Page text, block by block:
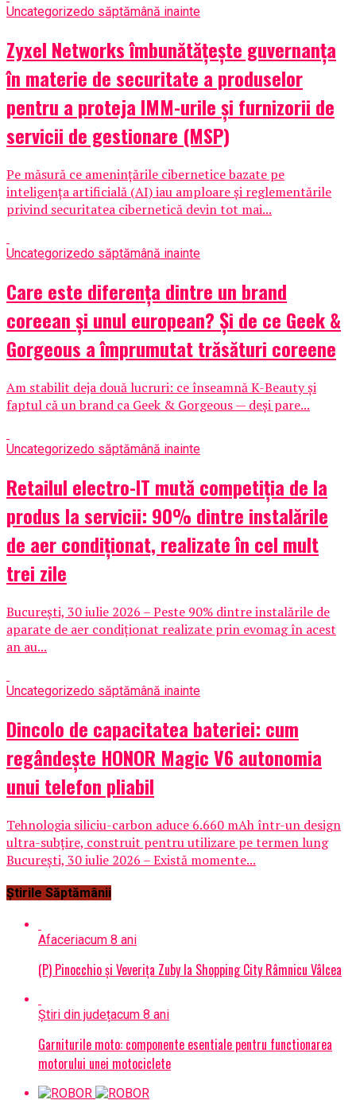
Uncategorizedo săptămână inainte
Zyxel Networks îmbunătățește guvernanța
în materie de securitate a produselor
pentru a proteja IMM-urile și furnizorii de
servicii de gestionare (MSP)
Pe măsură ce amenințările cibernetice bazate pe
inteligența artificială (AI) iau amploare și reglementările
privind securitatea cibernetică devin tot mai...
Uncategorizedo săptămână inainte
Care este diferența dintre un brand
coreean și unul european? Și de ce Geek &
Gorgeous a împrumutat trăsături coreene
Am stabilit deja două lucruri: ce înseamnă K-Beauty și
faptul că un brand ca Geek & Gorgeous — deși pare...
Uncategorizedo săptămână inainte
Retailul electro-IT mută competiția de la
produs la servicii: 90% dintre instalările
de aer condiționat, realizate în cel mult
trei zile
București, 30 iulie 2026 – Peste 90% dintre instalările de
aparate de aer condiționat realizate prin evomag în acest
an au...
Uncategorizedo săptămână inainte
Dincolo de capacitatea bateriei: cum
regândește HONOR Magic V6 autonomia
unui telefon pliabil
Tehnologia siliciu-carbon aduce 6.660 mAh într-un design
ultra-subțire, construit pentru utilizare pe termen lung
București, 30 iulie 2026 – Există momente...
Știrile Săptămânii
Afaceriacum 8 ani
(P) Pinocchio și Veverița Zuby la Shopping City Râmnicu Vâlcea
Știri din județacum 8 ani
Garniturile moto: componente esentiale pentru functionarea
motorului unei motociclete